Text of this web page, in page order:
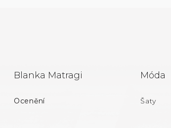
Blanka Matragi
Ocenění
Móda
Šaty